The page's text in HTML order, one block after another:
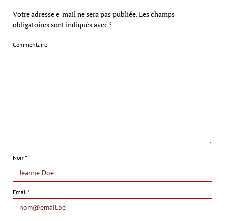
Votre adresse e-mail ne sera pas publiée.Les champs
obligatoires sont indiqués avec *
Commentaire
Nom*
Email*